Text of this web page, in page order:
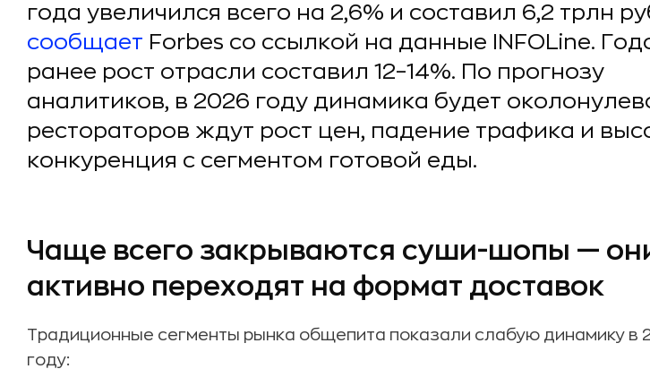
года увеличился всего на 2,6% и составил 6,2 трлн
сообщает Forbes со ссылкой на данные INFOLine.
ранее рост отрасли составил 12–14%. По прогнозу
аналитиков, в 2026 году динамика будет
рестораторов ждут рост цен, падение трафика и
конкуренция с сегментом готовой еды.
Чаще всего закрываются суши-шопы —
активно переходят на формат доставок
Традиционные сегменты рынка общепита показали слабую динамику в
году: